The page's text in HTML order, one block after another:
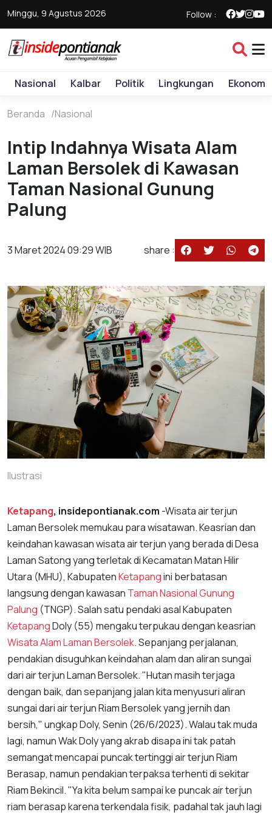
Minggu, 9 Agustus 2026 Follow :
Nasional Kalbar Politik Lingkungan Ekonomi
Beranda Nasional
Intip Indahnya Wisata Alam
Laman Bersolek di Kawasan
Taman Nasional Gunung
Palung
3 Maret 2024 09:29 WIB share :
Ilustrasi
Ketapang, insidepontianak.com -Wisata air terjun
Laman Bersolek memukau para wisatawan. Keasrian dan
keindahan kawasan wisata air terjun yang berada di Desa
Laman Satong yang terletak di Kecamatan Matan Hilir
Utara (MHU), KabupatenKetapangini berbatasan
langsung dengan kawasan Taman Nasional Gunung
Palung (TNGP). Salah satu pendaki asal Kabupaten
KetapangDoly (55) mengaku terpukau dengan keasrian
Wisata Alam Laman Bersolek. Sepanjang perjalanan,
pendakian disuguhkan keindahan alam dan aliran sungai
dari air terjun Laman Bersolek. "Hutan masih terjaga
dengan baik, dan sepanjang jalan kita menyusuri aliran
sungai dari air terjun Riam Bersolek yang jernih dan
bersih," ungkap Doly, Senin (26/6/2023). Walau tak muda
lagi, namun Wak Doly yang akrab disapa ini tak patah
semangat mencapai puncak tertinggi air terjun Riam
Berasap, namun pendakian terpaksa terhenti di sekitar
Riam Bekincil. "Ya kita belum sampai ke puncak air terjun
riam berasap karena terkendala fisik, padahal tak jauh lagi